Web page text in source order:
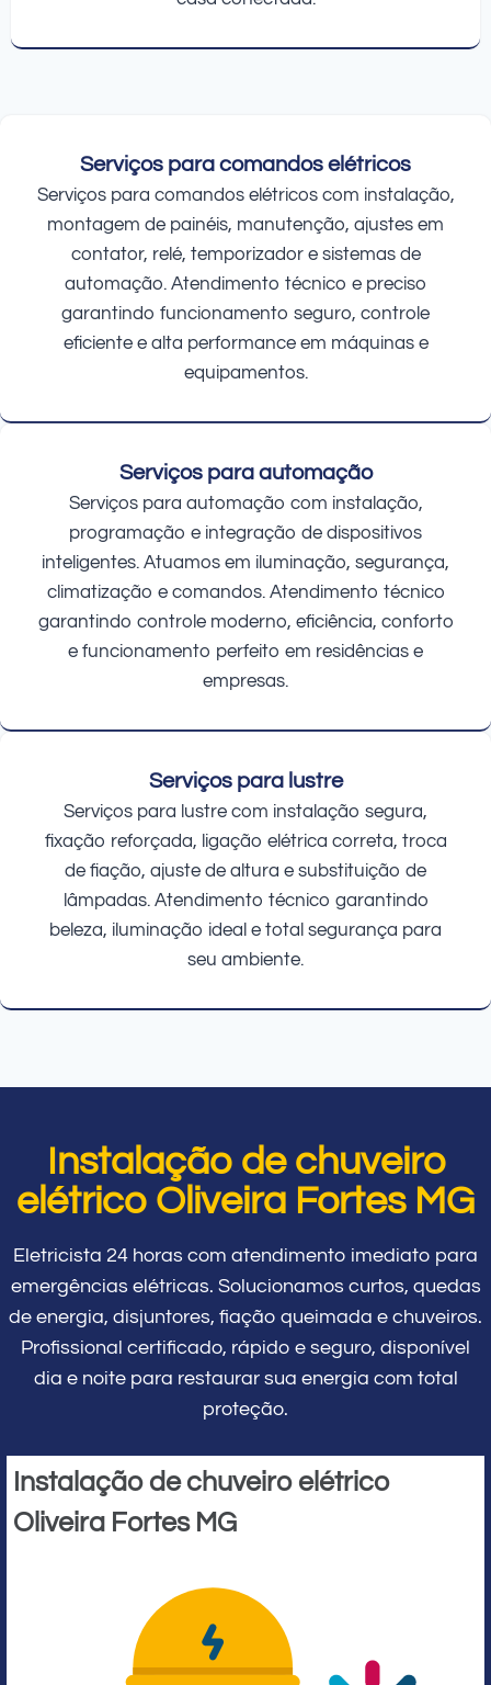
Serviços para comandos elétricos
Serviços para comandos elétricos com instalação,
montagem de painéis, manutenção, ajustes em
contator, relé, temporizador e sistemas de
automação. Atendimento técnico e preciso
garantindo funcionamento seguro, controle
eficiente e alta performance em máquinas e
equipamentos.
Serviços para automação
Serviços para automação com instalação,
programação e integração de dispositivos
inteligentes. Atuamos em iluminação, segurança,
climatização e comandos. Atendimento técnico
garantindo controle moderno, eficiência, conforto
e funcionamento perfeito em residências e
empresas.
Serviços para lustre
Serviços para lustre com instalação segura,
fixação reforçada, ligação elétrica correta, troca
de fiação, ajuste de altura e substituição de
lâmpadas. Atendimento técnico garantindo
beleza, iluminação ideal e total segurança para
seu ambiente.
Instalação de chuveiro
elétrico Oliveira Fortes MG
Eletricista 24 horas com atendimento imediato para
emergências elétricas. Solucionamos curtos, quedas
de energia, disjuntores, fiação queimada e chuveiros.
Profissional certificado, rápido e seguro, disponível
dia e noite para restaurar sua energia com total
proteção.
Instalação de chuveiro elétrico
Oliveira Fortes MG